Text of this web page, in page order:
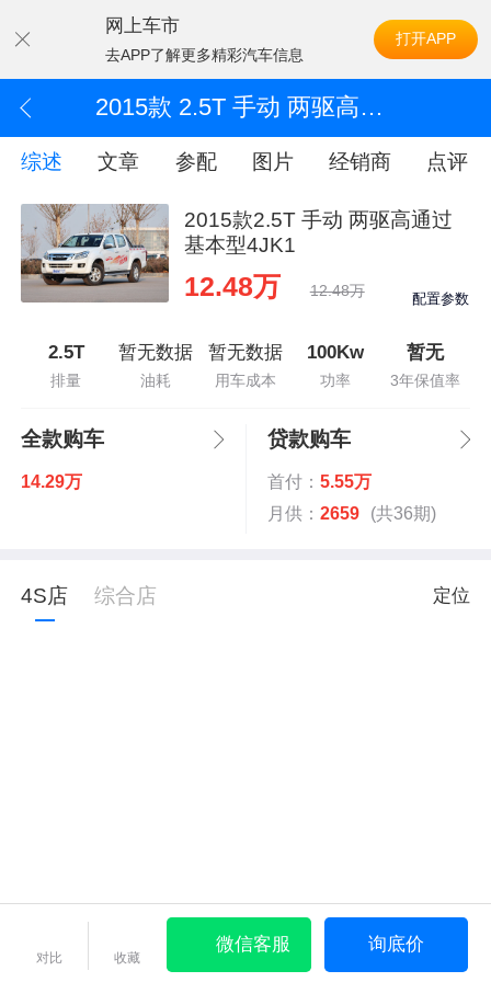
网上车市
去APP了解更多精彩汽车信息
打开APP
2015款 2.5T 手动 两驱高通过基本型4JK1
综述 文章 参配 图片 经销商 点评
2015款2.5T 手动 两驱高通过
基本型4JK1
12.48万 12.48万 配置参数
2.5T
排量
暂无数据
油耗
暂无数据
用车成本
100Kw
功率
暂无
3年保值率
全款购车
14.29万
贷款购车
首付： 5.55万
月供： 2659 (共36期)
4S店 综合店 定位
对比 收藏
微信客服 询底价